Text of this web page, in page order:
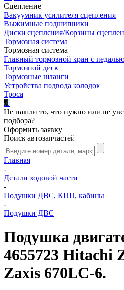
Сцепление
Вакуумник усилителя сцепления
Выжимные подшипники
Диски сцепления/Корзины
Тормозная система
Тормозная система
Главный тормозной кран с педалью
Тормозной диск
Тормозные шланги
Устройства подвода колодок
Троса
...
Не нашли то, что нужно или не
подбора?
Оформить заявку
Поиск автозапчастей
Главная
-
Детали ходовой части
-
Подушки ДВС, КПП, кабины
-
Подушки ДВС
Подушка
4655723 Hitachi
Zaxis 670LC-6.